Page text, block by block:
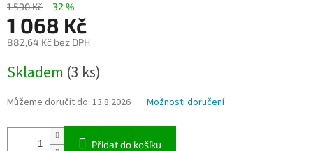
1 590 Kč –32 %
1 068 Kč
882,64 Kč bez DPH
cena:
Skladem (3 ks)
Můžeme doručit do: 13.8.2026 Možnosti doručení
Přidat do košíku